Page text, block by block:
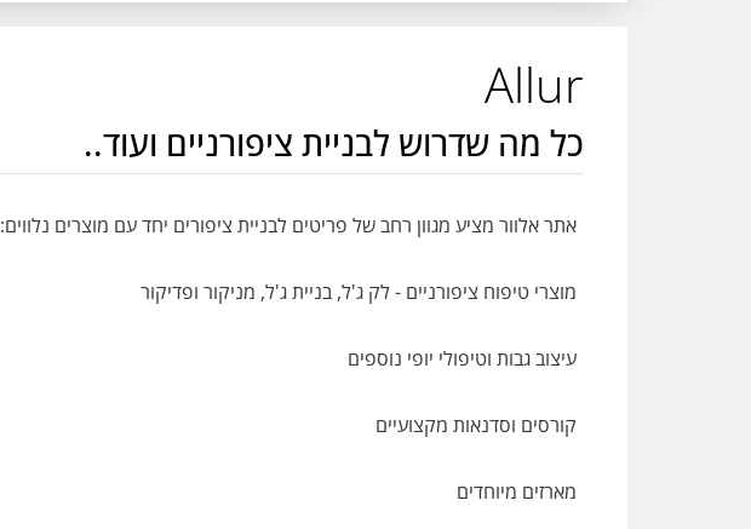
Allur
כל מה שדרוש לבניית ציפורניים ועוד..
אתר אלוור מציע מגוון רחב של פריטים לבניית ציפורים יחד עם מוצרים נלווים:
מוצרי טיפוח ציפורניים - לק ג'ל, בניית ג'ל, מניקור ופדיקור
עיצוב גבות וטיפולי יופי נוספים
קורסים וסדנאות מקצועיים
מארזים מיוחדים